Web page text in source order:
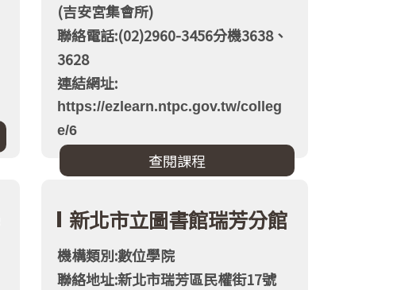
(吉安宮集會所)
聯絡電話:(02)2960-3456分機3638、
3628
連結網址:
https://ezlearn.ntpc.gov.tw/colleg
e/6
新北市立圖書館瑞芳分館
機構類別:數位學院
聯絡地址:新北市瑞芳區民權街17號